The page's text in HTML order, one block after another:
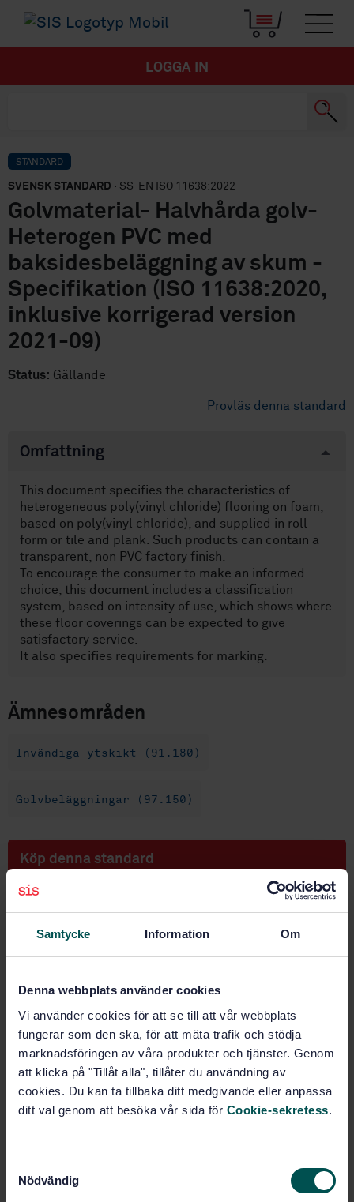
Samtycke Information Om
Denna webbplats använder cookies
Vi använder cookies för att se till att vår webbplats
fungerar som den ska, för att mäta trafik och stödja
marknadsföringen av våra produkter och tjänster. Genom
att klicka på "Tillåt alla", tillåter du användning av
cookies. Du kan ta tillbaka ditt medgivande eller anpassa
ditt val genom att besöka vår sida för Cookie-sekretess.
Nödvändig
LOGGA IN
STANDARD
SVENSK STANDARD · SS-EN ISO 11638:2022
Golvmaterial- Halvhårda golv-
Heterogen PVC med
baksidesbeläggning av skum -
Specifikation (ISO 11638:2020,
inklusive korrigerad version
2021-09)
Status: Gällande
Provläs denna standard
Omfattning
This document specifies the characteristics of
heterogeneous poly(vinyl chloride) flooring on foam,
based on poly(vinyl chloride), and supplied in roll
form or tile and plank. Such products can contain a
transparent, non PVC factory finish.
To encourage the consumer to make an informed
choice, this document includes a classification
system, based on intensity of use, which shows where
these floor coverings can be expected to give
satisfactory service.
It also specifies requirements for marking.
Ämnesområden
Invändiga ytskikt (91.180)
Golvbeläggningar (97.150)
Köp denna standard
STANDARD
Golvmaterial- Halvhårda golv- Heterogen PVC med
baksidesbeläggning av skum - Specifikation (ISO
Prenumerera på standarden - Läs mer
Pris: 789 SEK
PDF
Lägg i varukorgen
Produktinformation